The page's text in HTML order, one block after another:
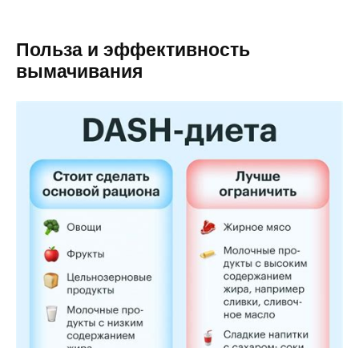
Польза и эффективность
вымачивания